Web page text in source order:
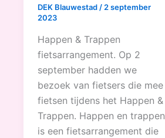
DEK Blauwestad / 2 september
2023
Happen & Trappen
fietsarrangement. Op 2
september hadden we
bezoek van fietsers die mee
fietsen tijdens het Happen &
Trappen. Happen en trappen
is een fietsarrangement die